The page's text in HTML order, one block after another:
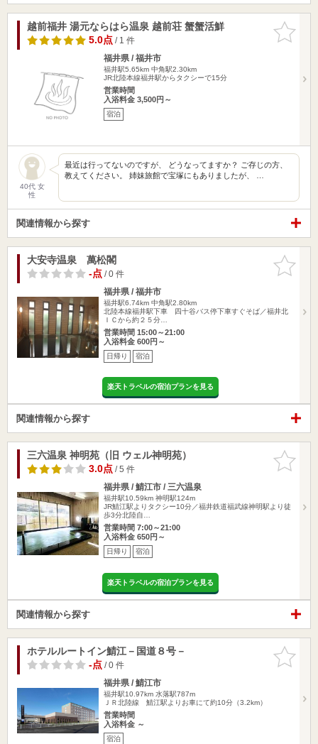
お気に入
りに追加
越前福井 湯元ならはら温泉 越前荘 蟹蟹活鮮
5.0点/ 1 件
福井県 / 福井市
福井駅5.65km 中角駅2.30km
JR北陸本線福井駅からタクシーで15分
営業時間
入浴料金 3,500円～
宿泊
40代 女
性
最近は行ってないのですが、 どうなってますか？ ご存じの方、
教えてください。 姉妹旅館で宝塚にもありましたが、 …
関連情報から探す
お気に入
りに追加
大安寺温泉 萬松閣
-点/ 0 件
福井県 / 福井市
福井駅6.74km 中角駅2.80km
北陸本線福井駅下車 四十谷バス停下車すぐそば／福井北
ＩＣから約２５分…
営業時間 15:00～21:00
入浴料金 600円～
日帰り 宿泊
楽天トラベルの宿泊プランを見る
関連情報から探す
お気に入
りに追加
三六温泉 神明苑（旧 ウェル神明苑）
3.0点/ 5 件
福井県 / 鯖江市 / 三六温泉
福井駅10.59km 神明駅124m
JR鯖江駅よりタクシー10分／福井鉄道福武線神明駅より徒
歩3分北陸自…
営業時間 7:00～21:00
入浴料金 650円～
日帰り 宿泊
楽天トラベルの宿泊プランを見る
関連情報から探す
お気に入
りに追加
ホテルルートイン鯖江－国道８号－
-点/ 0 件
福井県 / 鯖江市
福井駅10.97km 水落駅787m
ＪＲ北陸線 鯖江駅よりお車にて約10分（3.2km）
営業時間
入浴料金 ～
宿泊